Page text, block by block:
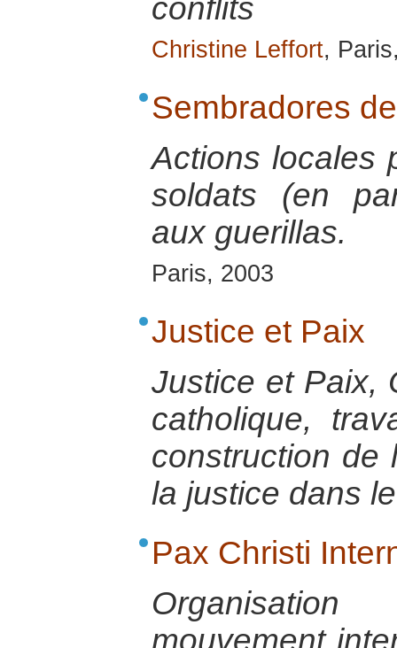
conflits
Christine Leffort,
Sembradores
Actions locales
soldats (en
aux guerillas.
Paris, 2003
Justice et Paix
Justice et Paix,
catholique,
construction de
la justice dans
Pax Christi
mouvement